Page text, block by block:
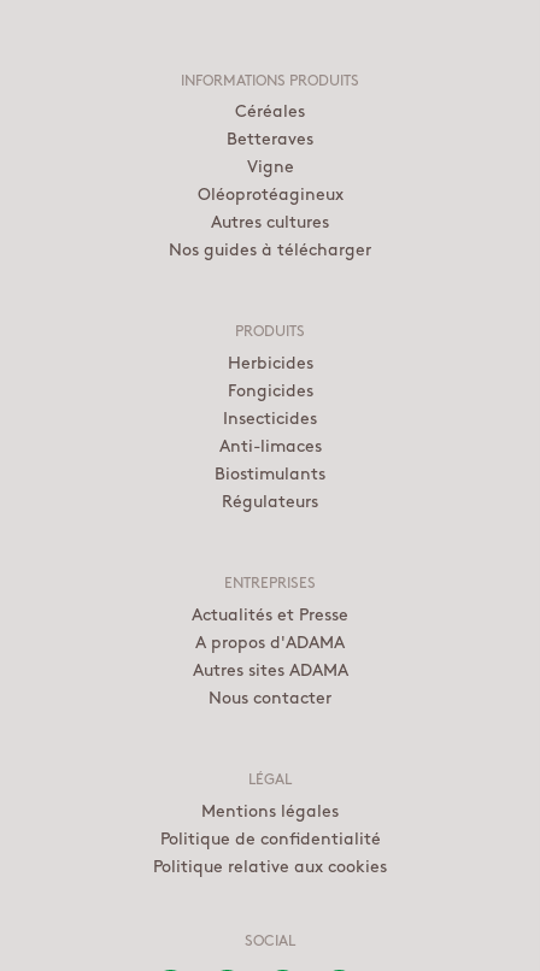
INFORMATIONS PRODUITS
Céréales
Betteraves
Vigne
Oléoprotéagineux
Autres cultures
Nos guides à télécharger
PRODUITS
Herbicides
Fongicides
Insecticides
Anti-limaces
Biostimulants
Régulateurs
ENTREPRISES
Actualités et Presse
A propos d'ADAMA
Autres sites ADAMA
Nous contacter
LÉGAL
Mentions légales
Politique de confidentialité
Politique relative aux cookies
SOCIAL